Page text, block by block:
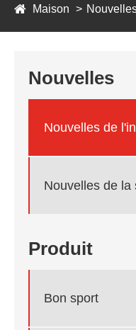
Maison
Nouvelles
Nouvelles de
Nouvelles de la
Produit
Bon sport